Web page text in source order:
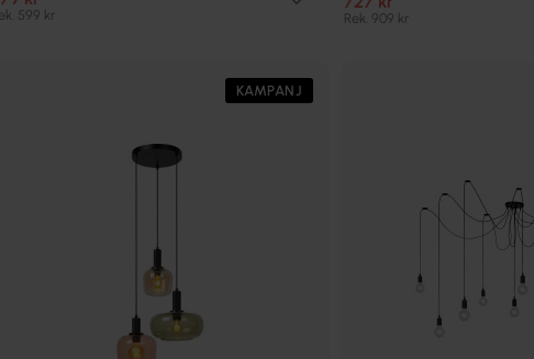
599 kr Rek. 909 kr
KAMPANJ